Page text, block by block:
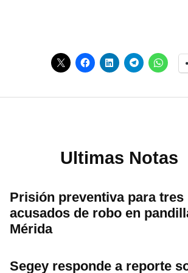
Ultimas Notas
Prisión preventiva para tres
acusados de robo en
Mérida
Segey responde a reporte